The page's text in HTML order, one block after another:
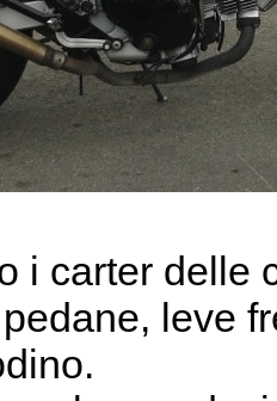
i carter delle
leve